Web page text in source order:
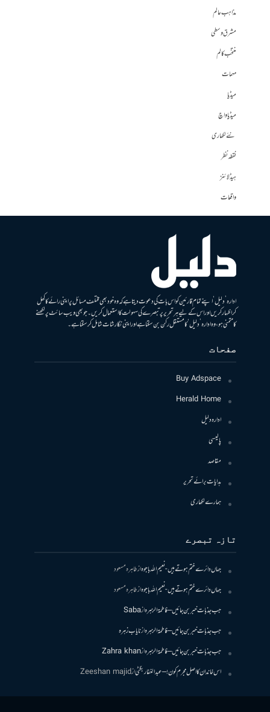
مذاہب عالم
مشرق وسطی
منتخب کالم
مہمات
میڈیا
میڈیا واچ
نئے لکھاری
نقطہ نظر
ہیڈلائنز
واقعات
ادارہ ’دلیل‘ اپنے تمام قارئین کو اس بات کی دعوت دیتا ہے کہ وہ خود بھی مختلف مسائل پر اپنی رائے کا کھل
کر اظہار کریں اور اس کے لیے ہر تحریر پر تبصرے کی سہولت کا استعمال کریں۔ جو بھی ویب سائٹ پر لکھنے
کا متمنی ہو، وہ ادارہ ’دلیل‘ کا مستقل رکن بن سکتا ہے اور اپنی نگارشات شامل کرسکتا ہے۔
صفحات
Buy Adspace
Herald Home
ادارہ دلیل
پالیسی
مقاصد
ہدایات برائے تحریر
ہمارے لکھاری
تازہ تبصرے
جہاں دائرے ختم ہوتے ہیں- نعیم اللہ باجوہازطاہرہ مسعود
جہاں دائرے ختم ہوتے ہیں- نعیم اللہ باجوہازطاہرہ مسعود
جب جذبات خبر بن جائیں – فاطمۃالزہرہازSaba
جب جذبات خبر بن جائیں – فاطمۃالزہرہازنایاب زہرہ
جب جذبات خبر بن جائیں – فاطمۃالزہرہازZahra khan
اس خاندان کا اصل مجرم کون! – عبدالغفار بگٹیازZeeshan majid